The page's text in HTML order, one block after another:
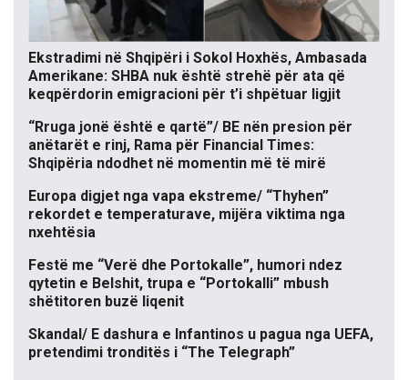
Ekstradimi në Shqipëri i Sokol Hoxhës, Ambasada
Amerikane: SHBA nuk është strehë për ata që
keqpërdorin emigracioni për t’i shpëtuar ligjit
“Rruga jonë është e qartë”/ BE nën presion për
anëtarët e rinj, Rama për Financial Times:
Shqipëria ndodhet në momentin më të mirë
Europa digjet nga vapa ekstreme/ “Thyhen”
rekordet e temperaturave, mijëra viktima nga
nxehtësia
Festë me “Verë dhe Portokalle”, humori ndez
qytetin e Belshit, trupa e “Portokalli” mbush
shëtitoren buzë liqenit
Skandal/ E dashura e Infantinos u pagua nga UEFA,
pretendimi tronditës i “The Telegraph”